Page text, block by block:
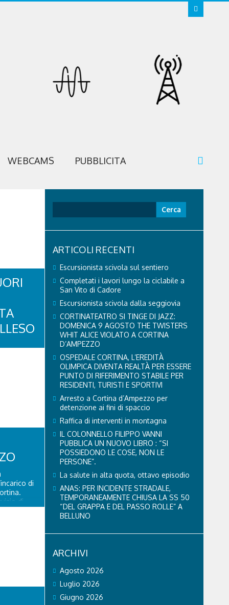
WEBCAMS PUBBLICITA
i Vigili
SP1 BIS
di
di
di un
ARTICOLI RECENTI
Escursionista scivola sul sentiero
Completati i lavori lungo la ciclabile a
San Vito di Cadore
Escursionista scivola dalla seggiovia
CORTINATEATRO SI TINGE DI JAZZ:
DOMENICA 9 AGOSTO THE TWISTERS
WHIT ALICE VIOLATO A CORTINA
D’AMPEZZO
OSPEDALE CORTINA, L’EREDITÀ
OLIMPICA DIVENTA REALTÀ PER ESSERE
PUNTO DI RIFERIMENTO STABILE PER
RESIDENTI, TURISTI E SPORTIVI
Arresto a Cortina d’Ampezzo per
detenzione ai fini di spaccio
Raffica di interventi in montagna
IL COLONNELLO FILIPPO VANNI
PUBBLICA UN NUOVO LIBRO : “SI
POSSIEDONO LE COSE, NON LE
PERSONE”.
La salute in alta quota, ottavo episodio
ANAS: PER INCIDENTE STRADALE,
TEMPORANEAMENTE CHIUSA LA SS 50
“DEL GRAPPA E DEL PASSO ROLLE” A
BELLUNO
ARCHIVI
Agosto 2026
Luglio 2026
Giugno 2026